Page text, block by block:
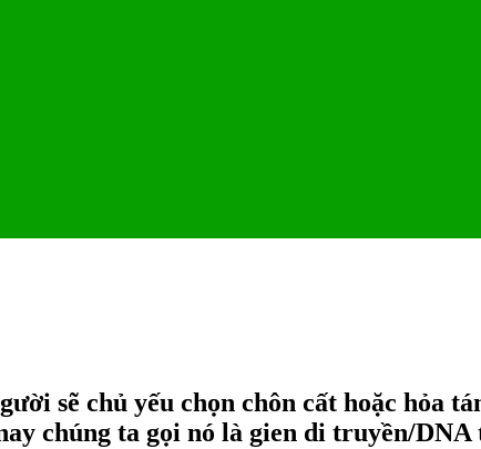
sẽ chủ yếu chọn chôn cất hoặc hỏa
chúng ta gọi nó là gien di truyền/